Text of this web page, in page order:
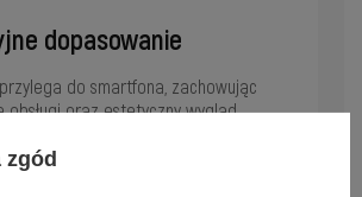
dopasowanie
do smartfona, zachowując
obsługi oraz estetyczny wygląd.
zgód